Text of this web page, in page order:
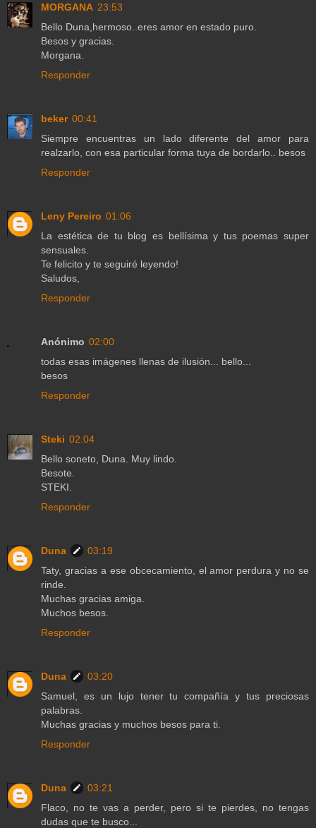
MORGANA 23:53
Bello Duna,hermoso..eres amor en estado puro.
Besos y gracias.
Morgana.
Responder
beker 00:41
Siempre encuentras un lado diferente del amor para
realzarlo, con esa particular forma tuya de bordarlo.. besos
Responder
Leny Pereiro 01:06
La estética de tu blog es bellísima y tus poemas super
sensuales.
Te felicito y te seguiré leyendo!
Saludos,
Responder
Anónimo 02:00
todas esas imágenes llenas de ilusión... bello...
besos
Responder
Steki 02:04
Bello soneto, Duna. Muy lindo.
Besote.
STEKI.
Responder
Duna
03:19
Taty, gracias a ese obcecamiento, el amor perdura y no se
rinde.
Muchas gracias amiga.
Muchos besos.
Responder
Duna
03:20
Samuel, es un lujo tener tu compañía y tus preciosas
palabras.
Muchas gracias y muchos besos para ti.
Responder
Duna
03:21
Flaco, no te vas a perder, pero si te pierdes, no tengas
dudas que te busco...